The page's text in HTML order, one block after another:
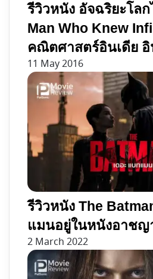
รีวิวหนัง อัจฉริยะโล
Man Who Knew
คณิตศาสตร์อินเดีย
11 May 2016
รีวิวหนัง The
แมนอยู่ในหนังอาชญ
2 March 2022